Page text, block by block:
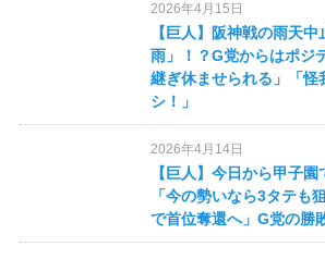
2026年4月15日
【巨人】阪神戦の雨天
雨」！？G党からはポジ
継ぎ休ませられる」「怪
シ！」
2026年4月14日
【巨人】今日から甲子
「今の勢いなら3タテも
で首位奪還へ」G党の勝